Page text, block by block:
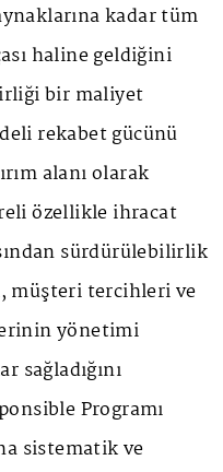
kadar tüm
haline geldiğini
bir maliyet
rekabet gücünü
alanı olarak
özellikle ihracat
sürdürülebilirlik
müşteri tercihleri ve
yönetimi
sağladığını
Programı
sistematik ve